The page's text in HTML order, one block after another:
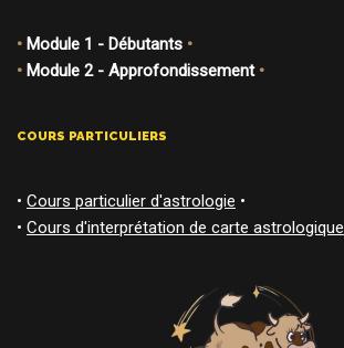
• Module 1 - Débutants •
• Module 2 - Approfondissement•
COURS PARTICULIERS
• Cours particulier d'astrologie •
• Cours d'interprétation de carte astrologique